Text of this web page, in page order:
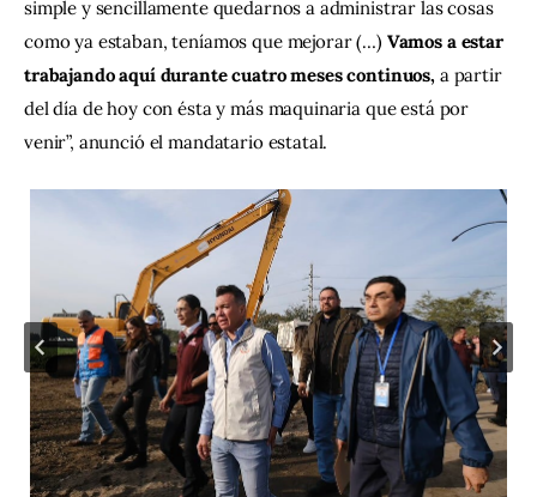
simple y sencillamente quedarnos a administrar las cosas
como ya estaban, teníamos que mejorar (…) Vamos a estar
trabajando aquí durante cuatro meses continuos, a partir
del día de hoy con ésta y más maquinaria que está por
venir”, anunció el mandatario estatal.